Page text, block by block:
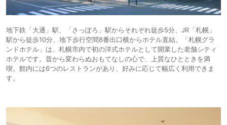
地下鉄「大通」駅、「さっぽろ」駅からそれぞれ徒歩5分、JR「札幌」
駅から徒歩10分、地下歩行空間8番出口横からホテル直結。「札幌グラ
ンドホテル」は、札幌市内で初の洋式ホテルとして開業した老舗シティ
ホテルです。昔から変わらぬおもてなしの心で、上質なひとときを満
喫。館内には6つのレストランがあり、好みに応じて幅広く利用できま
す。